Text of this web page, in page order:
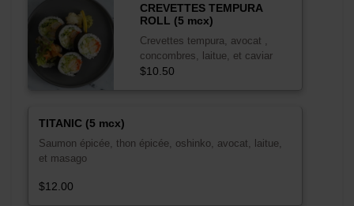
CREVETTES TEMPURA
ROLL (5 mcx)
Crevettes tempura, avocat ,
concombres, laitue, et caviar
$10.50
TITANIC (5 mcx)
Saumon épicée, thon épicée, oshinko, avocat, laitue,
et masago
$12.00